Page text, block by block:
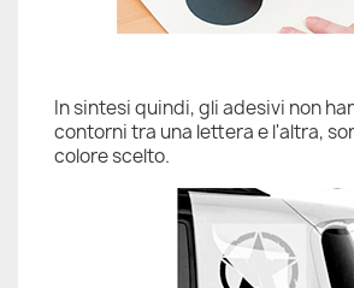
In sintesi quindi, gli adesivi non
contorni tra una lettera e l'altra,
colore scelto.